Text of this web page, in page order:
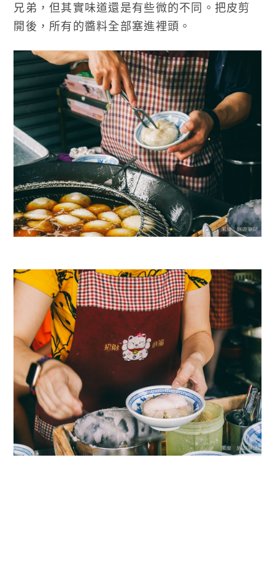
兄弟，但其實味道還是有些微的不同。把皮剪
開後，所有的醬料全部塞進裡頭。